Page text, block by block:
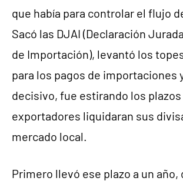
que había para controlar el flujo
Sacó las DJAI (Declaración
de Importación), levantó los
para los pagos de importaciones
decisivo, fue estirando los plazos
exportadores liquidaran sus
mercado local.
Primero llevó ese plazo a un año,